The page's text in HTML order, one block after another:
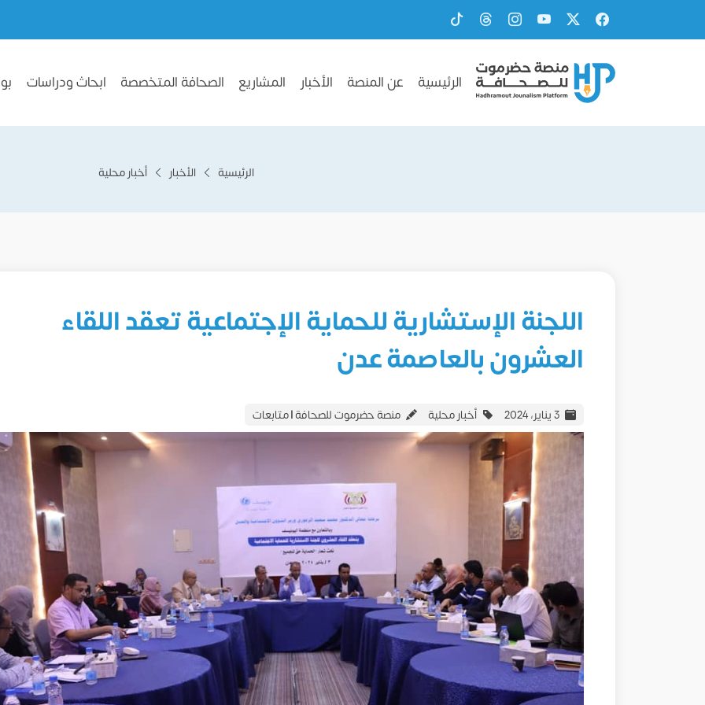
الرئيسية عن المنصة الأخبار المشاريع الصحافة المتخصصة ابحاث ودراسات
الرئيسية الأخبار أخبار محلية
اللجنة الإستشارية للحماية الإجتماعية تعقد اللقاء
العشرون بالعاصمة عدن
3 يناير، 2024 أخبار محلية منصة حضرموت للصحافة | متابعات